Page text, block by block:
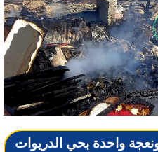
واحدة بحي الدريوات